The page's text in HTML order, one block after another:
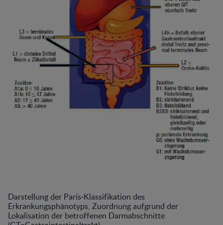
Darstellung der Paris‐Klassifikation des
Erkrankungsphänotyps, Zuordnung aufgrund der
Lokalisation der betroffenen Darmabschnitte